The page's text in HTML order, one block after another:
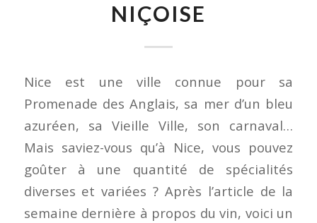
NIÇOISE
Nice est une ville connue pour sa
Promenade des Anglais, sa mer d’un bleu
azuréen, sa Vieille Ville, son carnaval…
Mais saviez-vous qu’à Nice, vous pouvez
goûter à une quantité de spécialités
diverses et variées ? Après l’article de la
semaine dernière à propos du vin, voici un